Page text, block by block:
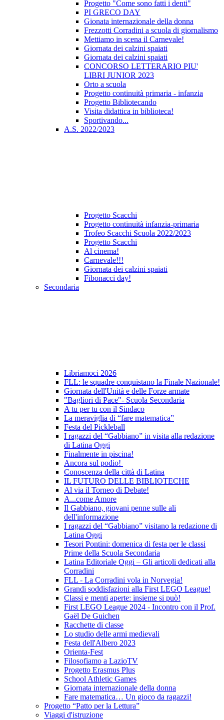
Progetto "Come sono fatti i denti"
PI GRECO DAY
Gionata internazionale della donna
Frezzotti Corradini a scuola di giornalismo
Mettiamo in scena il Carnevale!
Giornata dei calzini spaiati
Giornata dei calzini spaiati
CONCORSO LETTERARIO PIU'
LIBRI JUNIOR 2023
Orto a scuola
Progetto continuità primaria - infanzia
Progetto Bibliotecando
Visita didattica in biblioteca!
Sportivando...
A.S. 2022/2023
Progetto Scacchi
Progetto continuità infanzia-primaria
Trofeo Scacchi Scuola 2022/2023
Progetto Scacchi
Al cinema!
Carnevale!!!
Giornata dei calzini spaiati
Fibonacci day!
Secondaria
Libriamoci 2026
FLL: le squadre conquistano la Finale Nazionale!
Giornata dell'Unità e delle Forze armate
"Bagliori di Pace"- Scuola Secondaria
A tu per tu con il Sindaco
La meraviglia di “fare matematica”
Festa del Pickleball
I ragazzi del “Gabbiano” in visita alla redazione
di Latina Oggi
Finalmente in piscina!
Ancora sul podio!
Conoscenza della città di Latina
IL FUTURO DELLE BIBLIOTECHE
Al via il Torneo di Debate!
A...come Amore
Il Gabbiano, giovani penne sulle ali
dell'informazione
I ragazzi del “Gabbiano” visitano la redazione di
Latina Oggi
Tesori Pontini: domenica di festa per le classi
Prime della Scuola Secondaria
Latina Editoriale Oggi – Gli articoli dedicati alla
Corradini
FLL - La Corradini vola in Norvegia!
Grandi soddisfazioni alla First LEGO League!
Classi e menti aperte: insieme si può!
First LEGO League 2024 - Incontro con il Prof.
Gaël De Guichen
Racchette di classe
Lo studio delle armi medievali
Festa dell'Albero 2023
Orienta-Fest
Filosofiamo a LazioTV
Progetto Erasmus Plus
School Athletic Games
Giornata internazionale della donna
Fare matematica… Un gioco da ragazzi!
Progetto “Patto per la Lettura”
Viaggi d'istruzione